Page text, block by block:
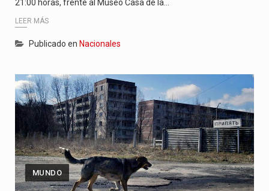
21:00 horas, frente al Museo Casa de la…
LEER MÁS
Publicado en Nacionales
MUNDO